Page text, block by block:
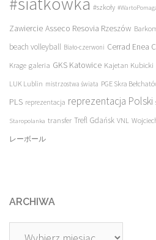
#szkoły
Zawiercie Asseco Resovia Rzeszów
beach volleyball Biało-czerwoni Cerrad Enea
Krage galeria GKS Katowice Kajetan Kubicki
LUK Lublin mistrzostwa świata PGE Skra
PLS reprezentacja reprezentacja Polski
Staropolanka transfer Trefl Gdańsk VNL
レーボール
ARCHIWA
Archiwa